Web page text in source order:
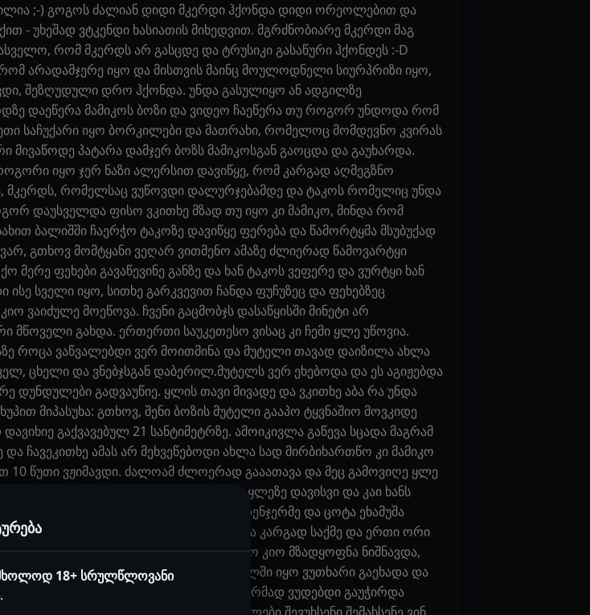
;-) გოგოს ძალიან დიდი მკერდი ჰქონდა დიდი ორეოლებით და
- უხეშად ვტკენდი ხასიათის მიხედვით. მგრძნობიარე მკერდი მაგ
რომ მკერდს არ გასცდე და ტრუსიკი გასაწური ჰქონდეს :-D
არადამჯერე იყო და მისთვის მაინც მოულოდნელი სიურპრიზი იყო,
შეზღუდული დრო ჰქონდა. უნდა გასულიყო ან ადგილზე
დაეწერა მამიკოს ბოზი და ვიდეო ჩაეწერა თუ როგორ უნდოდა რომ
საჩუქარი იყო ბორკილები და მათრახი, რომელოც მომდევნო კვირას
მივაწოდე პატარა დამჯერ ბოზს მამიკოსგან გაოცდა და გაუხარდა.
იყო ჯერ ნაზი ალერსით დავიწყე, რომ კარგად აღმეგზნო
მკერდს, რომელსაც ვუწოვდი დალურჯებამდე და ტაკოს რომელიც უნდა
დაუსველდა ფისო ვკითხე მზად თუ იყო კი მამიკო, მინდა რომ
ბალიშში ჩაერჭო ტაკოზე დავიწყე ფერება და წამორტყმა მსუბუქად
გთხოვ მომტყანი ვეღარ ვითმენო ამაზე ძლიერად წამოვარტყი
მერე ფეხები გავაწევინე განზე და ხან ტაკოს ვეფერე და ვურტყი ხან
სველი იყო, სითხე გარკვევით ჩანდა ფუჩუზეც და ფეხებზეც
მოეწოვა. ჩვენი გაცმობჯს დასაწყისში მინეტი არ
გახდა. ერთერთი საუკეთესო ვისაც კი ჩემი ყლე უწოვია.
როცა ვაწვალებდი ვერ მოითმინა და მუტელი თავად დაიზილა ახლა
ცხელი და ვნებჯსგან დაბერილ.მუტელს ვერ ეხებოდა და ეს აგიჟებდა
დუნდულები გადვაუწიე. ყლის თავი მივადე და ვკითხე აბა რა უნდა
მიპასუხა: გთხოვ, შენი ბოზის მუტელი გააპო ტყვნაშიო მოვკიდე
გაქვავებულ 21 სანტიმეტრზე. ამოიკივლა გაწევა სცადა მაგრამ
ამას არ მეხვეწებოდი ახლა სად მირბიხართწო კი მამიკო
10 წუთი ვჟიმავდი. ძალოამ ძლოერად გააათავა და მეც გამოვიღე ყლე
მაინც გავალოკონე ბოლომდე მერე ყლეზე დავისვი და კაი ხანს
გამოგვივიდა. მათრახიც მოხვდა რამდენჯერმე და ცოტა ეხამუშა
წამეტლიკინა. სამსახურში არ მისდიოდა კარგად საქმე და ერთი ორი
ბინაში მისულზე ვკითხე მზად თუ იყო კიო მზადყოფნა ნიშნავდა,
სიტყვას არ მეტყოდა, ჩემს ხელში იყო ვუთხარი გაეხადა და
შესავლის გარეშ ეჩავუდე პორში და ღრმად ვუდებდი გაუჭირდა
18+ სრულწლოვანი
.